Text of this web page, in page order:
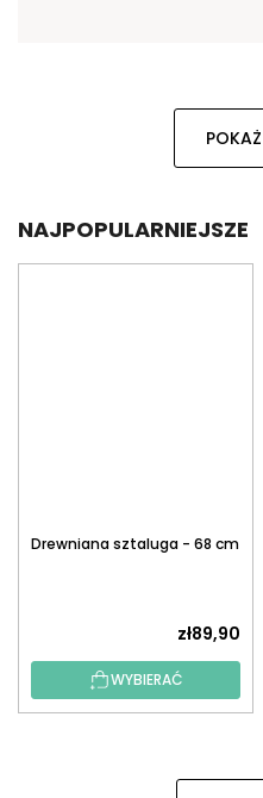
NAJPOPULARNIEJSZE
Drewniana sztaluga - 68 cm
zł89,90
WYBIERAĆ